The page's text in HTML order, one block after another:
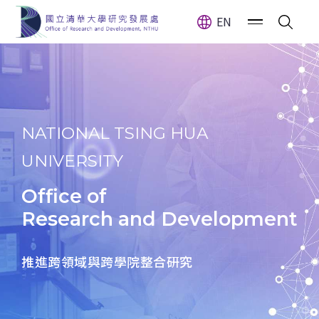
清大研發處同時為推動專利發明
EN
NATIONAL TSING HUA
UNIVERSITY
Office of
Research and Development
推進跨領域與跨學院整合研究